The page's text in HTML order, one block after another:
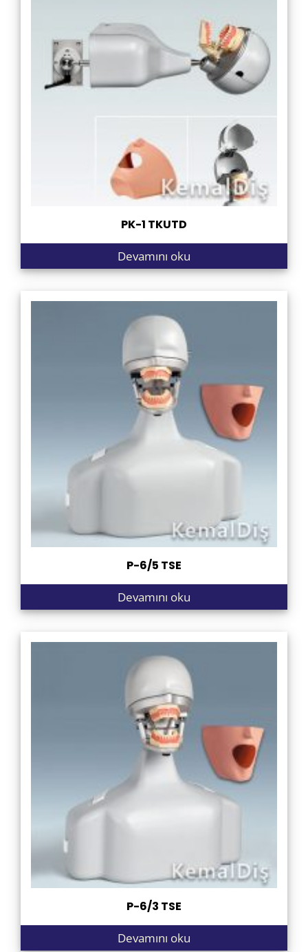
PK-1 TKUTD
Devamını oku
P-6/5 TSE
Devamını oku
P-6/3 TSE
Devamını oku